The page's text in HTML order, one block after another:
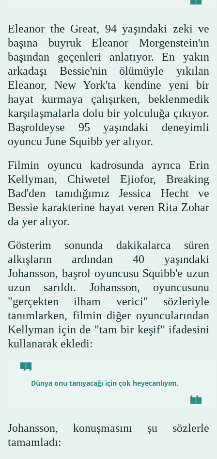
Eleanor the Great, 94 yaşındaki zeki ve
başına buyruk Eleanor Morgenstein'ın
başından geçenleri anlatıyor. En yakın
arkadaşı Bessie'nin ölümüyle yıkılan
Eleanor, New York'ta kendine yeni bir
hayat kurmaya çalışırken, beklenmedik
karşılaşmalarla dolu bir yolculuğa çıkıyor.
Başroldeyse 95 yaşındaki deneyimli
oyuncu June Squibb yer alıyor.
Filmin oyuncu kadrosunda ayrıca Erin
Kellyman, Chiwetel Ejiofor, Breaking
Bad'den tanıdığımız Jessica Hecht ve
Bessie karakterine hayat veren Rita Zohar
da yer alıyor.
Gösterim sonunda dakikalarca süren
alkışların ardından 40 yaşındaki
Johansson, başrol oyuncusu Squibb'e uzun
uzun sarıldı. Johansson, oyuncusunu
"gerçekten ilham verici" sözleriyle
tanımlarken, filmin diğer oyuncularından
Kellyman için de "tam bir keşif" ifadesini
kullanarak ekledi:
Dünya onu tanıyacağı için çok heyecanlıyım.
Johansson, konuşmasını şu sözlerle
tamamladı: